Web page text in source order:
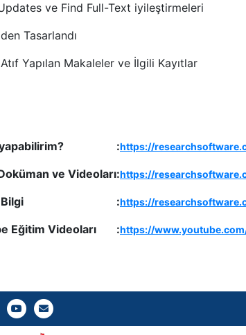
ve Find Full-Text iyileştirmeleri
Tasarlandı
Yapılan Makaleler ve İlgili Kayıtlar
:https://
ve Videoları:https://
:https://
Eğitim Videoları :https://
YoutubeGazi E-Mail